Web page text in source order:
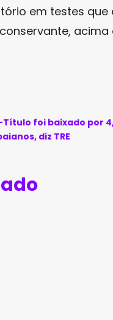
em testes
foi baixado por
diz TRE